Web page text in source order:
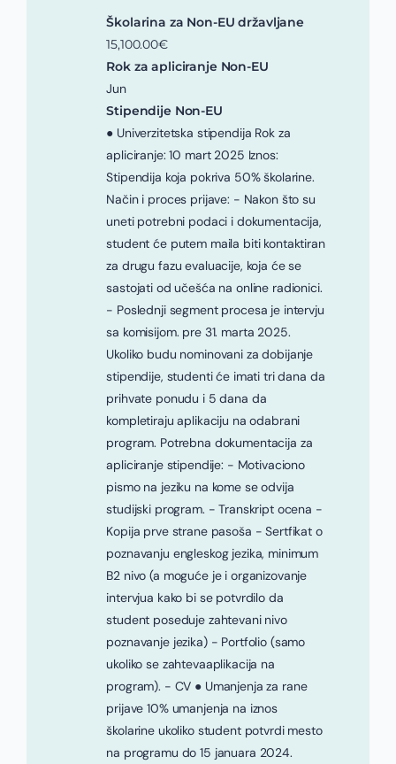
Školarina za Non-EU državljane
15,100.00€
Rok za apliciranje Non-EU
Jun
Stipendije Non-EU
● Univerzitetska stipendija Rok za
apliciranje: 10 mart 2025 Iznos:
Stipendija koja pokriva 50% školarine.
Način i proces prijave: - Nakon što su
uneti potrebni podaci i dokumentacija,
student će putem maila biti kontaktiran
za drugu fazu evaluacije, koja će se
sastojati od učešća na online radionici.
- Poslednji segment procesa je intervju
sa komisijom. pre 31. marta 2025.
Ukoliko budu nominovani za dobijanje
stipendije, studenti će imati tri dana da
prihvate ponudu i 5 dana da
kompletiraju aplikaciju na odabrani
program. Potrebna dokumentacija za
apliciranje stipendije: - Motivaciono
pismo na jeziku na kome se odvija
studijski program. - Transkript ocena -
Kopija prve strane pasoša - Sertfikat o
poznavanju engleskog jezika, minimum
B2 nivo (a moguće je i organizovanje
intervjua kako bi se potvrdilo da
student poseduje zahtevani nivo
poznavanje jezika) - Portfolio (samo
ukoliko se zahtevaaplikacija na
program). - CV ● Umanjenja za rane
prijave 10% umanjenja na iznos
školarine ukoliko student potvrdi mesto
na programu do 15 januara 2024.